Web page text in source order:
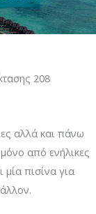
208
αλλά και πάνω
από ενήλικες
μία πισίνα για